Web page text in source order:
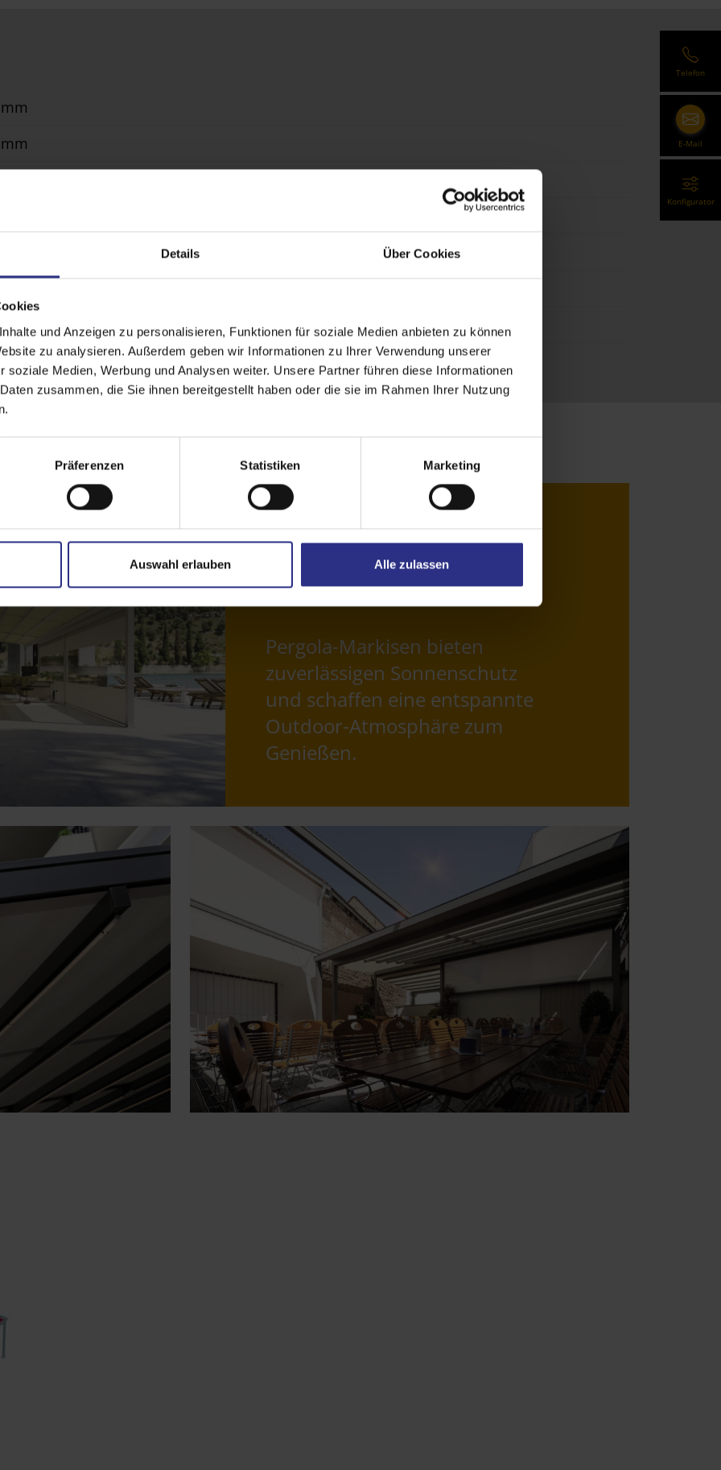
Details Über Cookies
und Anzeigen zu personalisieren, Funktionen für soziale Medien anbieten zu können
zu analysieren. Außerdem geben wir Informationen zu Ihrer Verwendung unserer
soziale Medien, Werbung und Analysen weiter. Unsere Partner führen diese Informationen
zusammen, die Sie ihnen bereitgestellt haben oder die sie im Rahmen Ihrer Nutzung
Präferenzen Statistiken Marketing
Auswahl erlauben Alle zulassen
gem. WAREMA Farbwelt
Montage der Pfosten auf Fundament, Wandmontage
Pergola-Markisen bieten
zuverlässigen Sonnenschutz
und schaffen eine entspannte
Outdoor-Atmosphäre zum
Genießen.
Telefon
E-Mail
Konfigurator